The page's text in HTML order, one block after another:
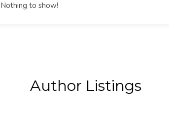
Nothing to show!
Author Listings